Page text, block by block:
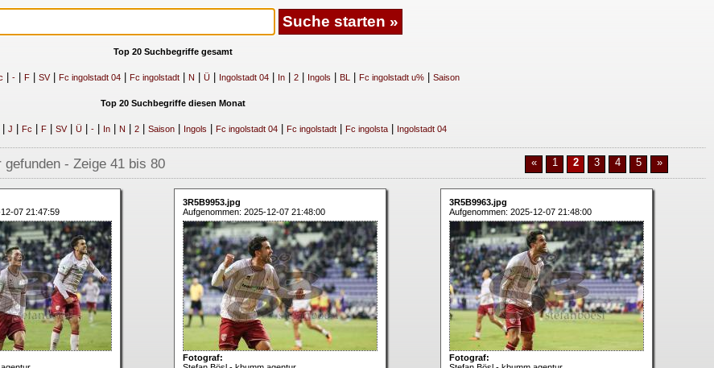
Top 20 Suchbegriffe gesamt
-| F| SV| Fc ingolstadt 04| Fc ingolstadt| N Ü Ingolstadt 04| In| 2| Ingols BL | Fc ingolstadt u%| Saison
Top 20 Suchbegriffe diesen Monat
J Fc F| SV| Ü| -| In| N 2| Saison| Ingols Fc ingolstadt 04| Fc ingolstadt| Fc ingolsta| Ingolstadt 04
- Zeige 41 bis 80 « 1 2 3 4 5 »
07 21:47:59
3R5B9953.jpg
Aufgenommen: 2025-12-07 21:48:00
Fotograf:
3R5B9963.jpg
Aufgenommen: 2025-12-07 21:48:00
Fotograf: